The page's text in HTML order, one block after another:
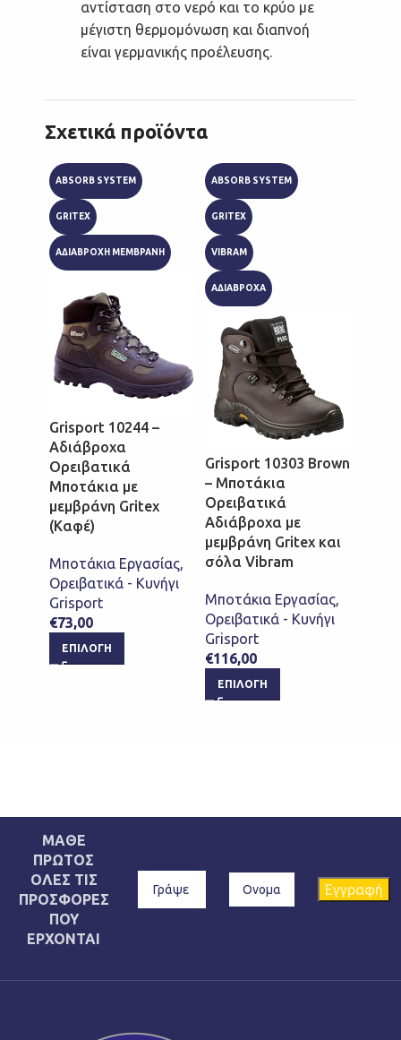
αντίσταση στο νερό και το κρύο με
μέγιστη θερμομόνωση και διαπνοή
είναι γερμανικής προέλευσης.
Σχετικά προϊόντα
ABSORB SYSTEM
GRITEX
ΑΔΙΑΒΡΟΧΗ ΜΕΜΒΡΑΝΗ
Grisport 10244 –
Αδιάβροχα
Ορειβατικά
Μποτάκια με
μεμβράνη Gritex
(Καφέ)
Μποτάκια Εργασίας,
Ορειβατικά - Κυνήγι
Grisport
€73,00
ΕΠΙΛΟΓΉ
ABSORB SYSTEM
GRITEX
VIBRAM
ΑΔΙΑΒΡΟΧΑ
Grisport 10303 Brown
– Μποτάκια
Ορειβατικά
Αδιάβροχα με
μεμβράνη Gritex και
σόλα Vibram
Μποτάκια Εργασίας,
Ορειβατικά - Κυνήγι
Grisport
€116,00
ΕΠΙΛΟΓΉ
ΜΑΘΕ
ΠΡΩΤΟΣ
ΟΛΕΣ ΤΙΣ
ΠΡΟΣΦΟΡΕΣ
ΠΟΥ
ΕΡΧΟΝΤΑΙ